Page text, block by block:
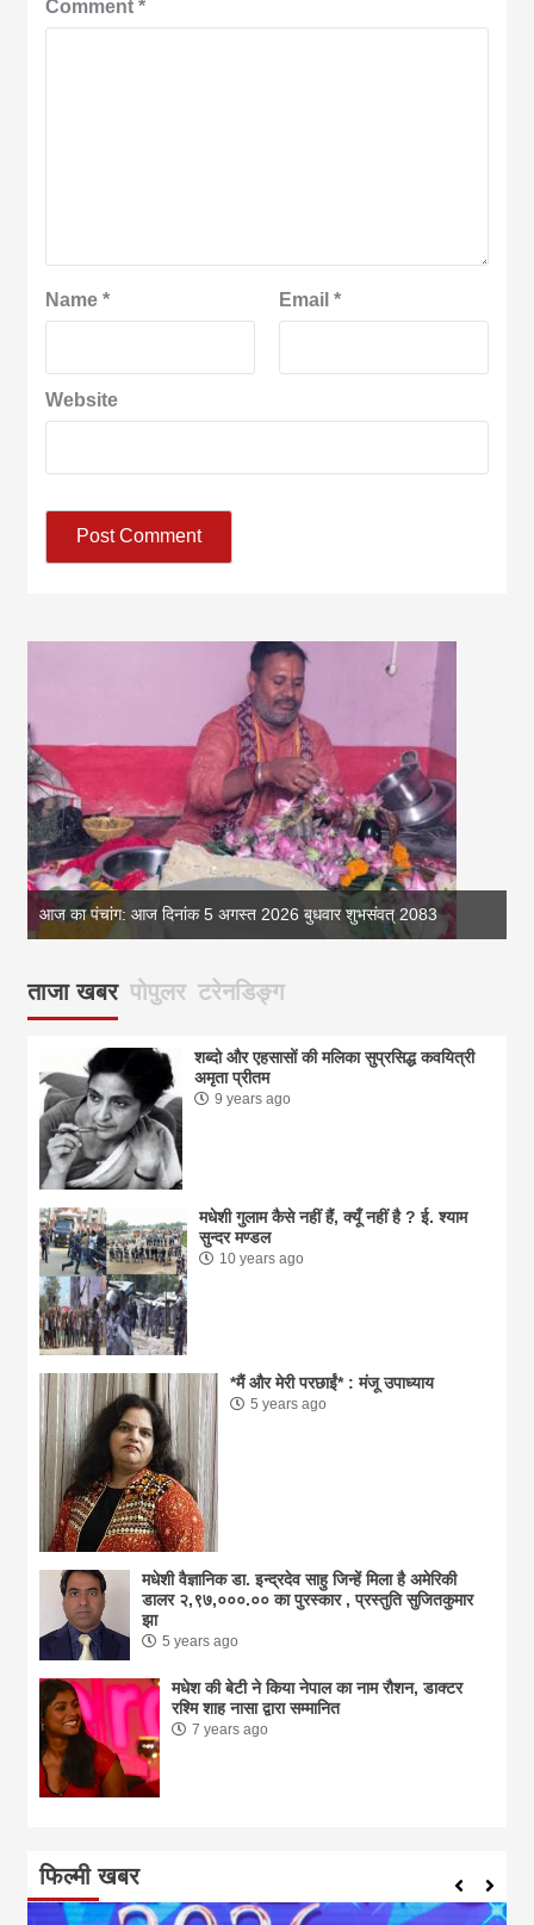
Comment*
Name* Email *
Website
आज का पंचांग: आज दिनांक 5 अगस्त 2026 बुधवार शुभसंवत् 2083
ताजा खबर पोपुलर टरेनडिङ्ग
शब्दो और एहसासों की मलिका सुप्रसिद्ध कवयित्री
अमृता प्रीतम
9 years ago
मधेशी गुलाम कैसे नहीं हैं, क्यूँ नहीं है ? ई. श्याम
सुन्दर मण्डल
10 years ago
*मैं और मेरी परछाईं* : मंजू उपाध्याय
5 years ago
मधेशी वैज्ञानिक डा. इन्द्रदेव साहु जिन्हें मिला है अमेरिकी
डालर २,९७,०००.०० का पुरस्कार , प्रस्तुति सुजितकुमार
झा
5 years ago
मधेश की बेटी ने किया नेपाल का नाम राैशन, डाक्टर
रश्मि शाह नासा द्वारा सम्मानित
7 years ago
फिल्मी खबर